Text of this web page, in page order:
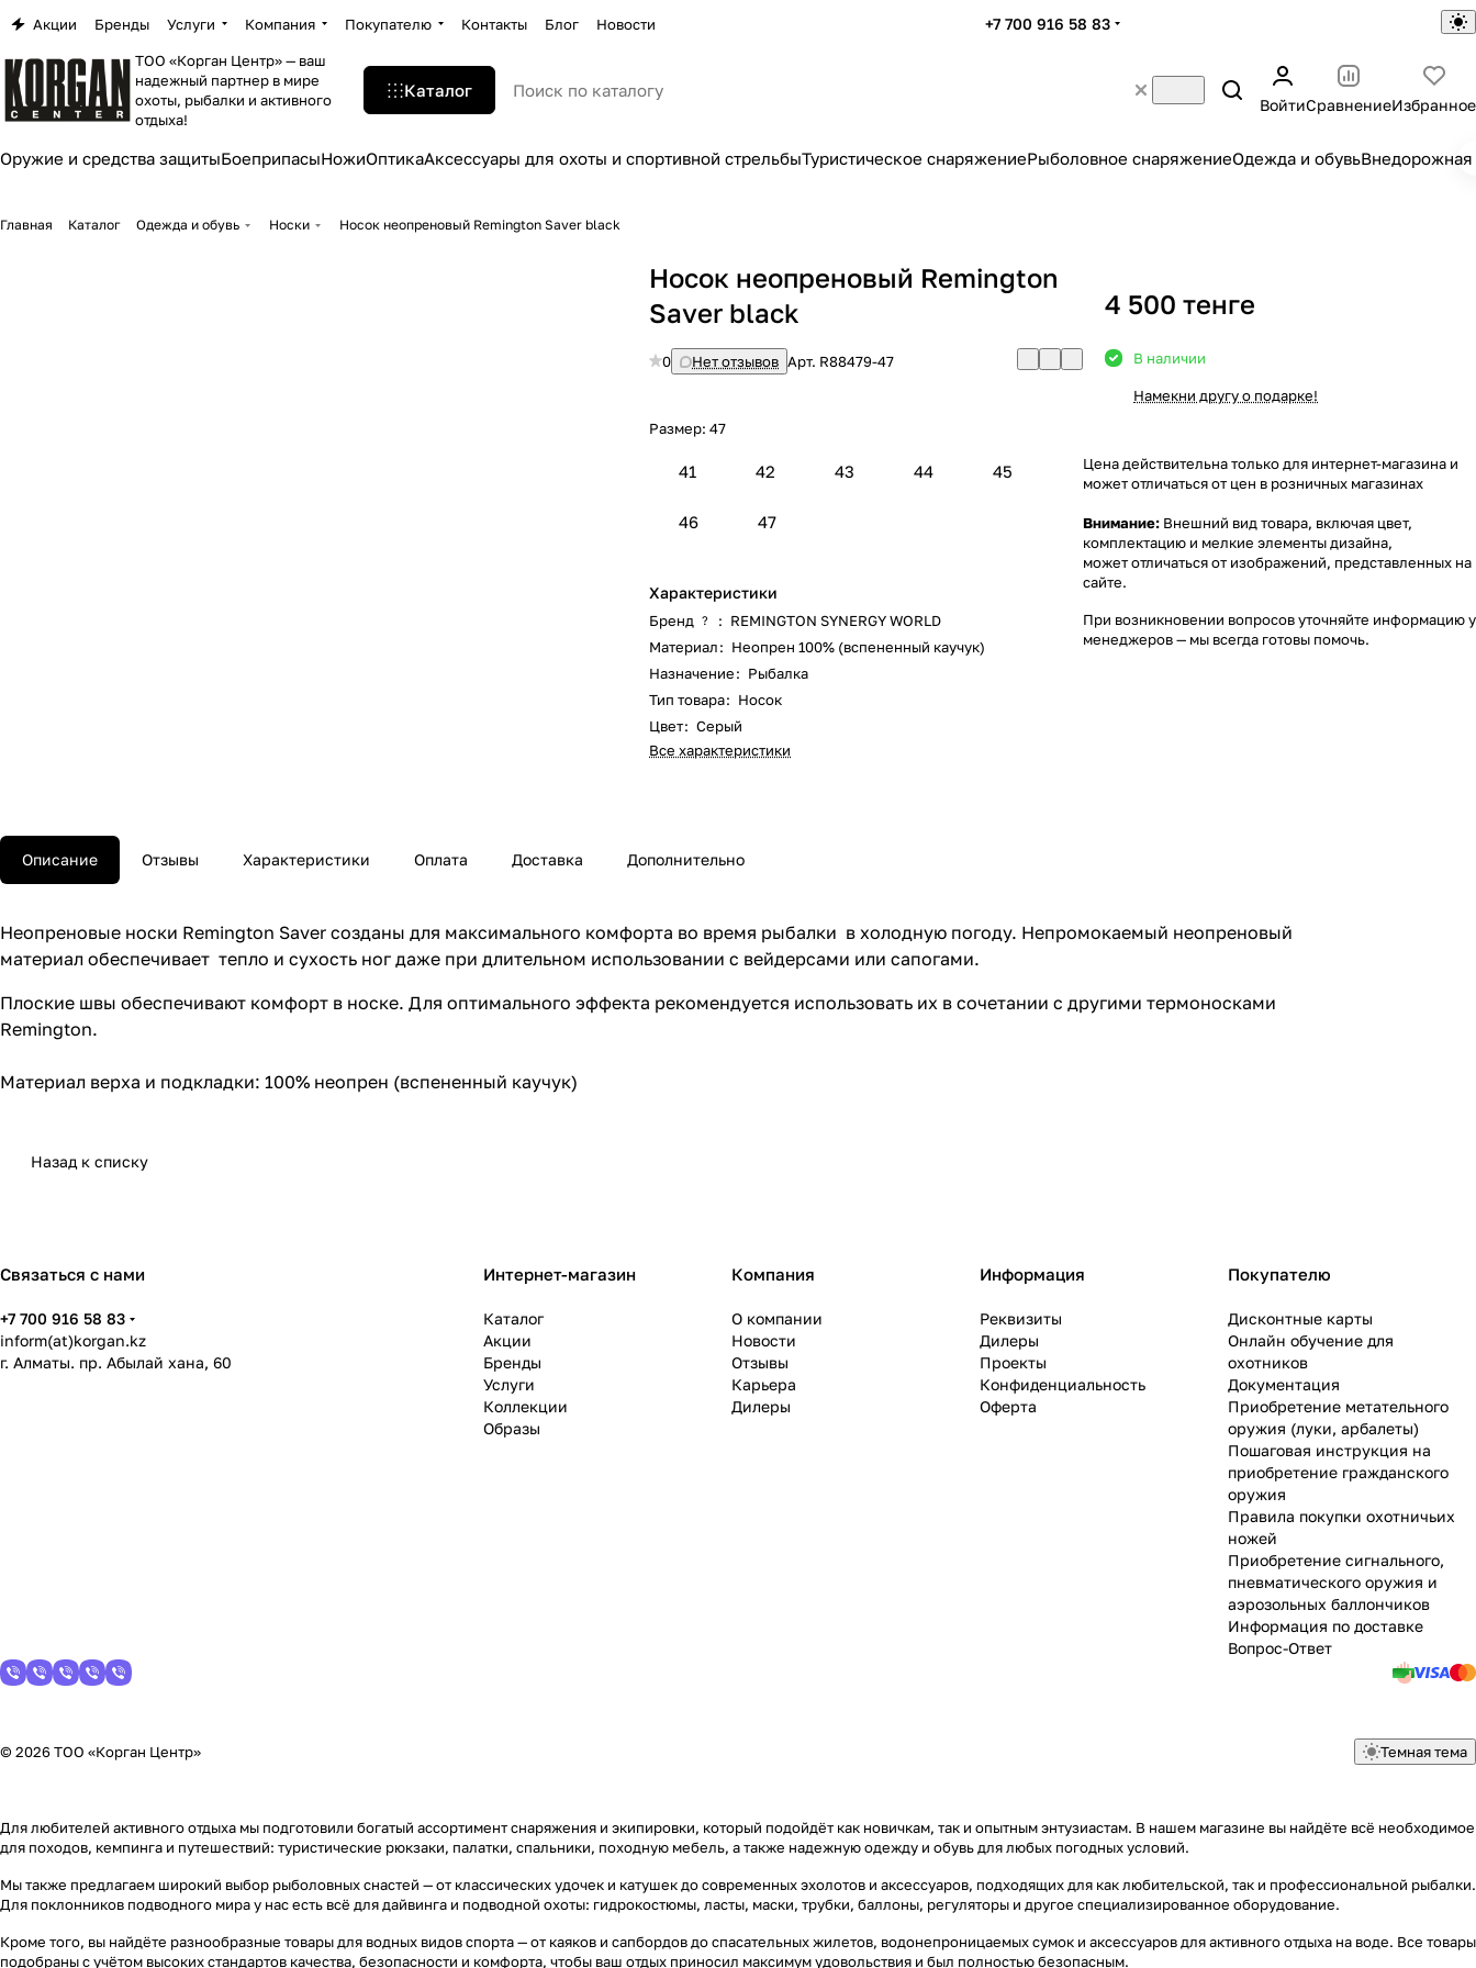
Акции Бренды Услуги Компания Покупателю Контакты Блог Новости +7 700 916 58 83
ТОО «Корган Центр» — ваш
надежный партнер в мире
охоты, рыбалки и активного
отдыха!
Каталог
ВойтиСравнениеИзбранное
Оружие и средства защитыБоеприпасыНожиОптикаАксессуары для охоты и спортивной стрельбыТуристическое снаряжениеРыболовное снаряжениеОдежда и обувьВнедорожная
Главная Каталог Одежда и обувь Носки Носок неопреновый Remington Saver black
Носок неопреновый Remington
Saver black
0 Нет отзывов Арт. R88479-47
Размер:47
41 42 43 44 45
46 47
Характеристики
Бренд ? : REMINGTON SYNERGY WORLD
Материал: Неопрен 100% (вспененный каучук)
Назначение: Рыбалка
Тип товара: Носок
Цвет: Серый
Все характеристики
4 500 тенге
В наличии
Намекни другу о подарке!
Цена действительна только для интернет-магазина и
может отличаться от цен в розничных магазинах
Внимание: Внешний вид товара, включая цвет,
комплектацию и мелкие элементы дизайна,
может отличаться от изображений, представленных на
сайте.
При возникновении вопросов уточняйте информацию у
менеджеров— мы всегда готовы помочь.
Описание Отзывы Характеристики Оплата Доставка Дополнительно
Неопреновые носки Remington Saver созданы для максимального комфорта во время рыбалки в холодную погоду. Непромокаемый неопреновый
материал обеспечивает тепло и сухость ног даже при длительном использовании с вейдерсами или сапогами.
Плоские швы обеспечивают комфорт в носке. Для оптимального эффекта рекомендуется использовать их в сочетании с другими термоносками
Remington.
Материал верха и подкладки: 100% неопрен (вспененный каучук)
Назад к списку
Связаться с нами
+7 700 916 58 83
inform(at)korgan.kz
г. Алматы. пр. Абылай хана, 60
Интернет-магазин
Каталог
Акции
Бренды
Услуги
Коллекции
Образы
Компания
О компании
Новости
Отзывы
Карьера
Дилеры
Информация
Реквизиты
Дилеры
Проекты
Конфиденциальность
Оферта
Покупателю
Дисконтные карты
Онлайн обучение для
охотников
Документация
Приобретение метательного
оружия (луки, арбалеты)
Пошаговая инструкция на
приобретение гражданского
оружия
Правила покупки охотничьих
ножей
Приобретение сигнального,
пневматического оружия и
аэрозольных баллончиков
Информация по доставке
Вопрос-Ответ
© 2026 ТОО «Корган Центр» Темная тема
Для любителей активного отдыха мы подготовили богатый ассортимент снаряжения и экипировки, который подойдёт как новичкам, так и опытным энтузиастам. В нашем магазине вы найдёте всё необходимое
для походов, кемпинга и путешествий: туристические рюкзаки, палатки, спальники, походную мебель, а также надежную одежду и обувь для любых погодных условий.
Мы также предлагаем широкий выбор рыболовных снастей — от классических удочек и катушек до современных эхолотов и аксессуаров, подходящих для как любительской, так и профессиональной рыбалки.
Для поклонников подводного мира у нас есть всё для дайвинга и подводной охоты: гидрокостюмы, ласты, маски, трубки, баллоны, регуляторы и другое специализированное оборудование.
Кроме того, вы найдёте разнообразные товары для водных видов спорта — от каяков и сапбордов до спасательных жилетов, водонепроницаемых сумок и аксессуаров для активного отдыха на воде. Все товары
подобраны с учётом высоких стандартов качества, безопасности и комфорта, чтобы ваш отдых приносил максимум удовольствия и был полностью безопасным.